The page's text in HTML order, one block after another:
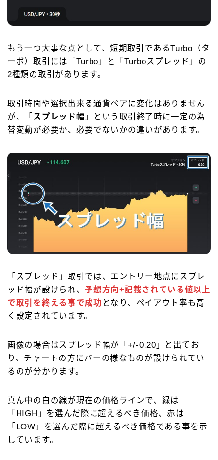
もう一つ大事な点として、短期取引であるTurbo（タ
ーボ）取引には「Turbo」と「Turboスプレッド」の
2種類の取引があります。
取引時間や選択出来る通貨ペアに変化はありません
が、「 スプレッド幅 」という取引終了時に一定の為
替変動が必要か、必要でないかの違いがあります。
「スプレッド」取引では、エントリー地点にスプレ
ッド幅が設けられ、予想方向+記載されている値以上
で取引を終える事で成功 となり、ペイアウト率も高
く設定されています。
画像の場合はスプレッド幅が「+/-0.20」と出てお
り、チャートの方にバーの様なものが設けられてい
るのが分かります。
真ん中の白の線が現在の価格ラインで、緑は
「HIGH」を選んだ際に超えるべき価格、赤は
「LOW」を選んだ際に超えるべき価格である事を示
しています。